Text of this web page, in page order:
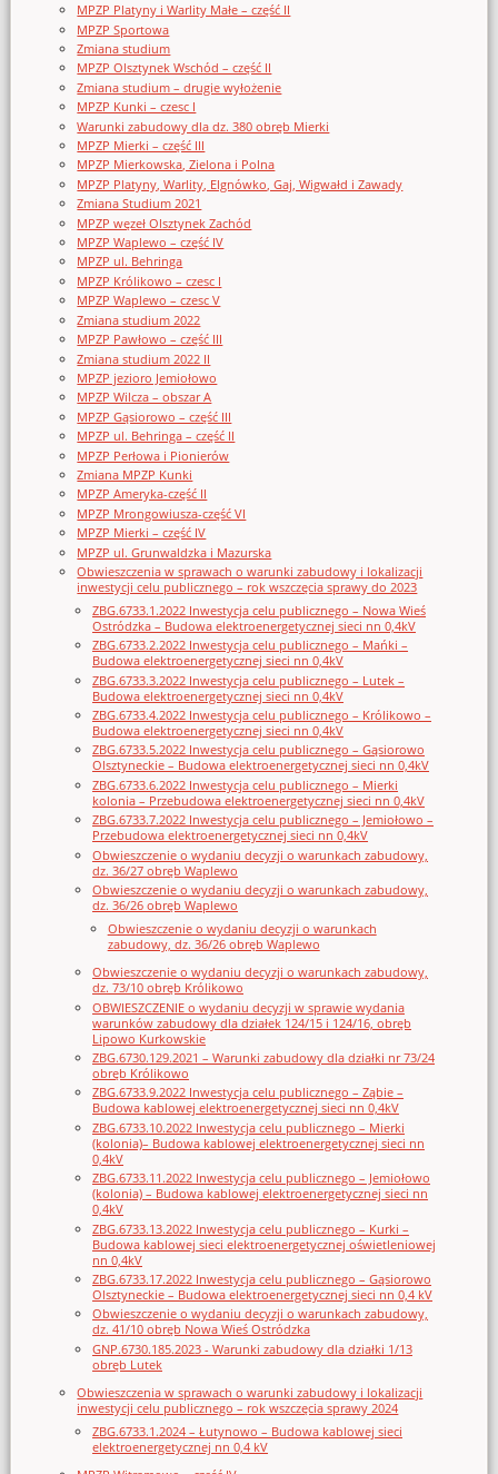
MPZP Platyny i Warlity Małe – część II
MPZP Sportowa
Zmiana studium
MPZP Olsztynek Wschód – część II
Zmiana studium – drugie wyłożenie
MPZP Kunki – czesc I
Warunki zabudowy dla dz. 380 obręb Mierki
MPZP Mierki – część III
MPZP Mierkowska, Zielona i Polna
MPZP Platyny, Warlity, Elgnówko, Gaj, Wigwałd i Zawady
Zmiana Studium 2021
MPZP węzeł Olsztynek Zachód
MPZP Waplewo – część IV
MPZP ul. Behringa
MPZP Królikowo – czesc I
MPZP Waplewo – czesc V
Zmiana studium 2022
MPZP Pawłowo – część III
Zmiana studium 2022 II
MPZP jezioro Jemiołowo
MPZP Wilcza – obszar A
MPZP Gąsiorowo – część III
MPZP ul. Behringa – część II
MPZP Perłowa i Pionierów
Zmiana MPZP Kunki
MPZP Ameryka-część II
MPZP Mrongowiusza-część VI
MPZP Mierki – część IV
MPZP ul. Grunwaldzka i Mazurska
Obwieszczenia w sprawach o warunki zabudowy i lokalizacji
inwestycji celu publicznego – rok wszczęcia sprawy do 2023
ZBG.6733.1.2022 Inwestycja celu publicznego – Nowa Wieś
Ostródzka – Budowa elektroenergetycznej sieci nn 0,4kV
ZBG.6733.2.2022 Inwestycja celu publicznego – Mańki –
Budowa elektroenergetycznej sieci nn 0,4kV
ZBG.6733.3.2022 Inwestycja celu publicznego – Lutek –
Budowa elektroenergetycznej sieci nn 0,4kV
ZBG.6733.4.2022 Inwestycja celu publicznego – Królikowo –
Budowa elektroenergetycznej sieci nn 0,4kV
ZBG.6733.5.2022 Inwestycja celu publicznego – Gąsiorowo
Olsztyneckie – Budowa elektroenergetycznej sieci nn 0,4kV
ZBG.6733.6.2022 Inwestycja celu publicznego – Mierki
kolonia – Przebudowa elektroenergetycznej sieci nn 0,4kV
ZBG.6733.7.2022 Inwestycja celu publicznego – Jemiołowo –
Przebudowa elektroenergetycznej sieci nn 0,4kV
Obwieszczenie o wydaniu decyzji o warunkach zabudowy,
dz. 36/27 obręb Waplewo
Obwieszczenie o wydaniu decyzji o warunkach zabudowy,
dz. 36/26 obręb Waplewo
Obwieszczenie o wydaniu decyzji o warunkach
zabudowy, dz. 36/26 obręb Waplewo
Obwieszczenie o wydaniu decyzji o warunkach zabudowy,
dz. 73/10 obręb Królikowo
OBWIESZCZENIE o wydaniu decyzji w sprawie wydania
warunków zabudowy dla działek 124/15 i 124/16, obręb
Lipowo Kurkowskie
ZBG.6730.129.2021 – Warunki zabudowy dla działki nr 73/24
obręb Królikowo
ZBG.6733.9.2022 Inwestycja celu publicznego – Ząbie –
Budowa kablowej elektroenergetycznej sieci nn 0,4kV
ZBG.6733.10.2022 Inwestycja celu publicznego – Mierki
(kolonia)– Budowa kablowej elektroenergetycznej sieci nn
0,4kV
ZBG.6733.11.2022 Inwestycja celu publicznego – Jemiołowo
(kolonia) – Budowa kablowej elektroenergetycznej sieci nn
0,4kV
ZBG.6733.13.2022 Inwestycja celu publicznego – Kurki –
Budowa kablowej sieci elektroenergetycznej oświetleniowej
nn 0,4kV
ZBG.6733.17.2022 Inwestycja celu publicznego – Gąsiorowo
Olsztyneckie – Budowa elektroenergetycznej sieci nn 0,4 kV
Obwieszczenie o wydaniu decyzji o warunkach zabudowy,
dz. 41/10 obręb Nowa Wieś Ostródzka
GNP.6730.185.2023 - Warunki zabudowy dla działki 1/13
obręb Lutek
Obwieszczenia w sprawach o warunki zabudowy i lokalizacji
inwestycji celu publicznego – rok wszczęcia sprawy 2024
ZBG.6733.1.2024 – Łutynowo – Budowa kablowej sieci
elektroenergetycznej nn 0,4 kV